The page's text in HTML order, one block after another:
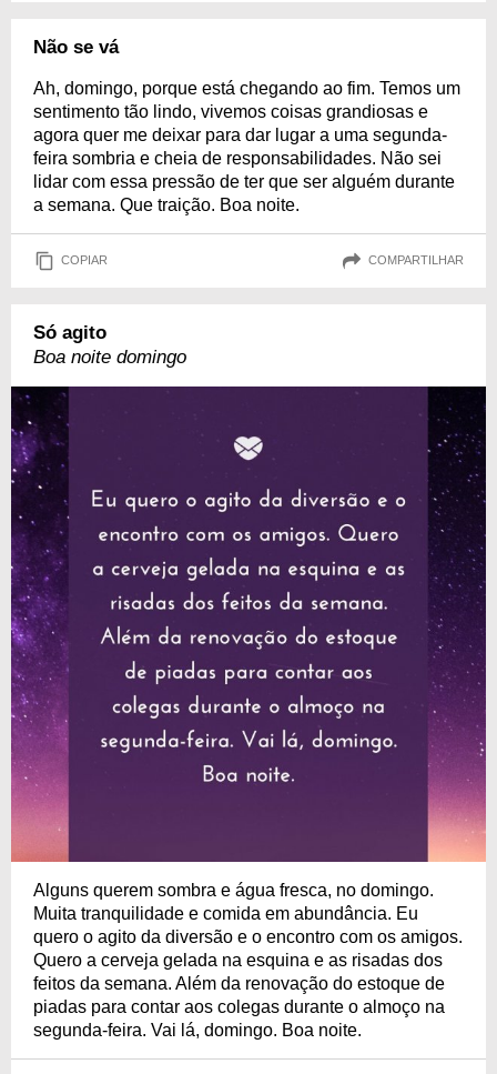
Não se vá
Ah, domingo, porque está chegando ao fim. Temos um
sentimento tão lindo, vivemos coisas grandiosas e
agora quer me deixar para dar lugar a uma segunda-
feira sombria e cheia de responsabilidades. Não sei
lidar com essa pressão de ter que ser alguém durante
a semana. Que traição. Boa noite.
COPIAR COMPARTILHAR
Só agito
Boa noite domingo
Alguns querem sombra e água fresca, no domingo.
Muita tranquilidade e comida em abundância. Eu
quero o agito da diversão e o encontro com os amigos.
Quero a cerveja gelada na esquina e as risadas dos
feitos da semana. Além da renovação do estoque de
piadas para contar aos colegas durante o almoço na
segunda-feira. Vai lá, domingo. Boa noite.